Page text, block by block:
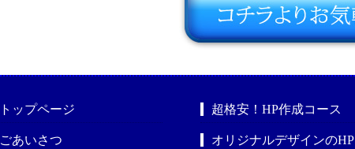
トップページ
ごあいさつ
超格安！HP作成コース
オリジナルデザインのHP